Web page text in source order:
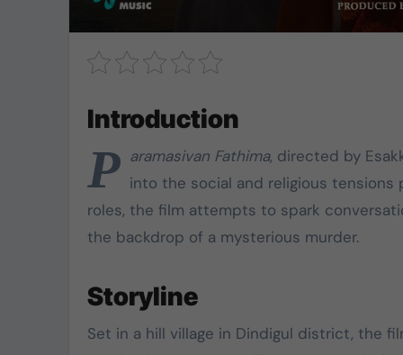
Introduction
P aramasivan Fathima, directed by
into the social and religious tensions
roles, the film attempts to spark
the backdrop of a mysterious murder.
Storyline
Set in a hill village in Dindigul district, the
கொட்டிவாக்கத்தில்
கிறிஸ்துமஸ்:
மாணவர்களுக்கு
வழங்கப்பட்டது
Dec 22, 2024